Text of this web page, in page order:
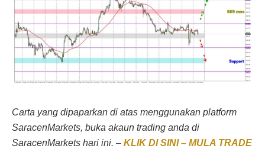
Carta yang dipaparkan di atas menggunakan platform
SaracenMarkets, buka akaun trading anda di
SaracenMarkets hari ini. – KLIK DI SINI – MULA TRADE